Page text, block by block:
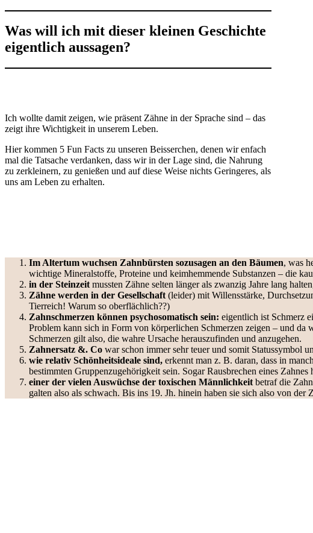
Was will ich mit dieser kleinen Geschichte
eigentlich aussagen?
Ich wollte damit zeigen, wie präsent Zähne in der Sprache sind – das
zeigt ihre Wichtigkeit in unserem Leben.
Hier kommen 5 Fun Facts zu unseren Beisserchen, denen wir enfach
mal die Tatsache verdanken, dass wir in der Lage sind, die Nahrung
zu zerkleinern, zu genießen und auf diese Weise nichts Geringeres, als
uns am Leben zu erhalten.
Im Altertum wuchsen Zahnbürsten sozusagen an den Bäumen, was
wichtige Mineralstoffe, Proteine und keimhemmende Substanzen – die
in der Steinzeit mussten Zähne selten länger als zwanzig Jahre lang
Zähne werden in der Gesellschaft (leider) mit Willensstärke,
Tierreich! Warum so oberflächlich??)
Zahnschmerzen können psychosomatisch sein: eigentlich ist Schmerz
Problem kann sich in Form von körperlichen Schmerzen zeigen – und
Schmerzen gilt also, die wahre Ursache herauszufinden und anzugehen.
Zahnersatz &. Co war schon immer sehr teuer und somit Statussymbol
wie relativ Schönheitsideale sind, erkennt man z. B. daran, dass in
bestimmten Gruppenzugehörigkeit sein. Sogar Rausbrechen eines
einer der vielen Auswüchse der toxischen Männlichkeit betraf die
galten also als schwach. Bis ins 19. Jh. hinein haben sie sich also von der